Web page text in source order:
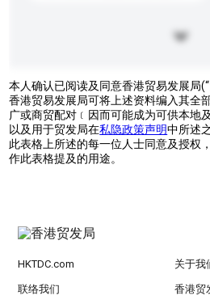
本人确认已阅读及同意香港贸易发展局
香港贸易发展局可将上述资料编入其全
广或商贸配对﹝因而可能成为可供本地
以及用于贸发局在私隐政策声明中所述
此表格上所述的每一位人士同意及授权
作此表格提及的用途。
HKTDC.com 关于我
联络我们 香港贸